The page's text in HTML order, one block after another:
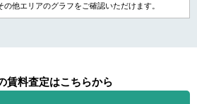
他エリアのグラフをご確認いただけます。
賃料査定はこちらから